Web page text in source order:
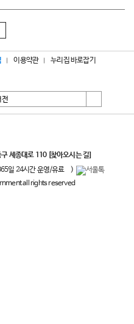
이용약관 누리집 바로잡기
전
세종대로 110 [찾아오시는 길]
일 24시간 운영/유료
)
all rights reserved